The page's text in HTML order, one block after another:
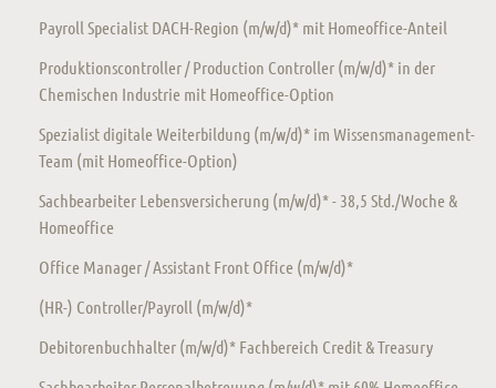
Payroll Specialist DACH-Region (m/w/d)* mit Homeoffice-Anteil
Produktionscontroller / Production Controller (m/w/d)* in der
Chemischen Industrie mit Homeoffice-Option
Spezialist digitale Weiterbildung (m/w/d)* im Wissensmanagement-
Team (mit Homeoffice-Option)
Sachbearbeiter Lebensversicherung (m/w/d)* - 38,5 Std./Woche &
Homeoffice
Office Manager / Assistant Front Office (m/w/d)*
(HR-) Controller/Payroll (m/w/d)*
Debitorenbuchhalter (m/w/d)* Fachbereich Credit & Treasury